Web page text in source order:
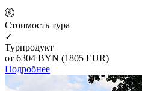
Cтоимость тура
✓
Турпродукт
от 6304 BYN (1805 EUR)
Подробнее